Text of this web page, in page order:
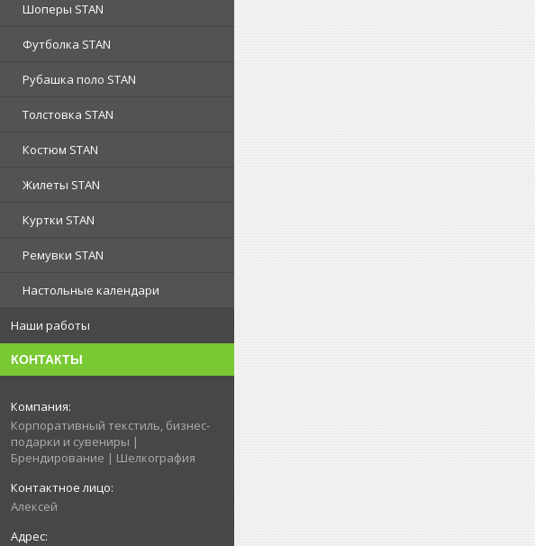
Шоперы STAN
Футболка STAN
Рубашка поло STAN
Толстовка STAN
Костюм STAN
Жилеты STAN
Куртки STAN
Ремувки STAN
Настольные календари
Наши работы
КОНТАКТЫ
Корпоративный текстиль, бизнес-
подарки и сувениры |
Брендирование | Шелкография
Алексей